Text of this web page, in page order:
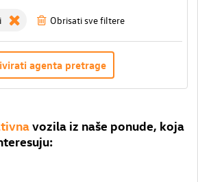
Obrisati sve filtere
agenta pretrage
vozila iz naše ponude, koja